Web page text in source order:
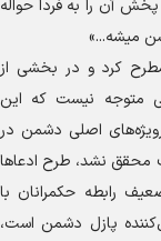
آن را به فردا حواله
میشه...»
مطرح کرد و در بخشی از
متوجه نیست که این
اصلی دشمن در
محقق نشد، طرح ادعاها
رابطه حکمرانان با
پازل دشمن است،